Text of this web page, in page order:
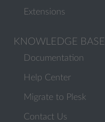
Extensions
KNOWLEDGE BASE
Documentation
Help Center
Migrate to Plesk
Contact Us